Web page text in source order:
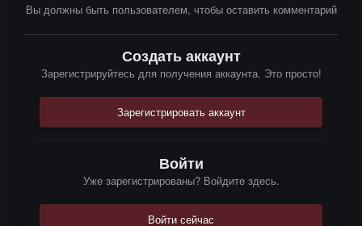
Вы должны быть пользователем, чтобы оставить комментарий
Создать аккаунт
Зарегистрируйтесь для получения аккаунта. Это просто!
Зарегистрировать аккаунт
Войти
Уже зарегистрированы? Войдите здесь.
Войти сейчас